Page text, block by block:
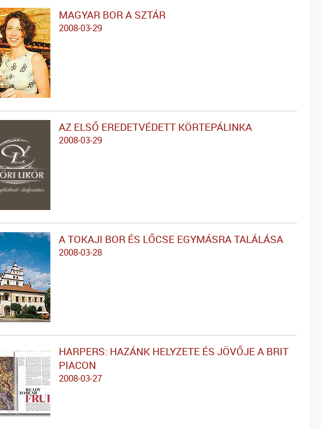
MAGYAR BOR A SZTÁR
2008-03-29
AZ ELSŐ EREDETVÉDETT KÖRTEPÁLINKA
2008-03-29
A TOKAJI BOR ÉS LŐCSE EGYMÁSRA TALÁLÁSA
2008-03-28
HARPERS: HAZÁNK HELYZETE ÉS JÖVŐJE A BRIT
PIACON
2008-03-27